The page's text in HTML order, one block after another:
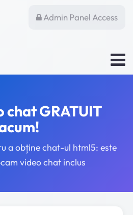
Admin Panel Access
chat GRATUIT
a obține chat-ul html5: este
video chat inclus